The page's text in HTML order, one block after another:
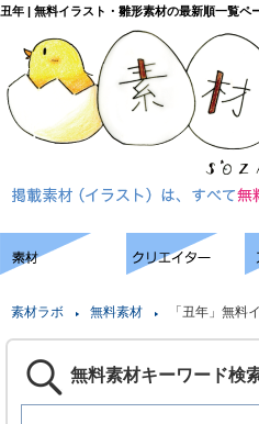
丑年 | 無料イラスト・雛形素材の最新順一覧ペ
素材ラボ 無料素材 「丑年」無料
無料素材キーワード検